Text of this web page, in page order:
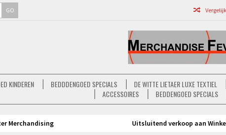
Vergelijk
GO
KINDEREN BEDDDENGOED SPECIALS DE WITTE LIETAER LUXE TEXTIEL
ACCESSOIRES
BEDDENGOED SPECIALS
Merchandising Uitsluitend verkoop aan